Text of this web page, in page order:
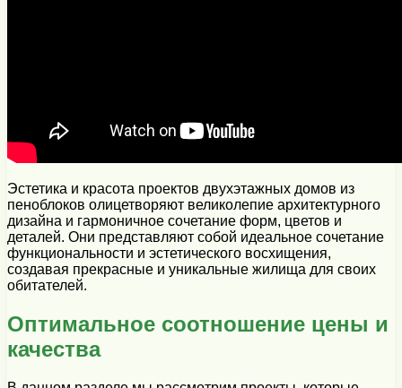
Эстетика и красота проектов двухэтажных домов из
пеноблоков олицетворяют великолепие архитектурного
дизайна и гармоничное сочетание форм, цветов и
деталей. Они представляют собой идеальное сочетание
функциональности и эстетического восхищения,
создавая прекрасные и уникальные жилища для своих
обитателей.
Оптимальное соотношение цены и
качества